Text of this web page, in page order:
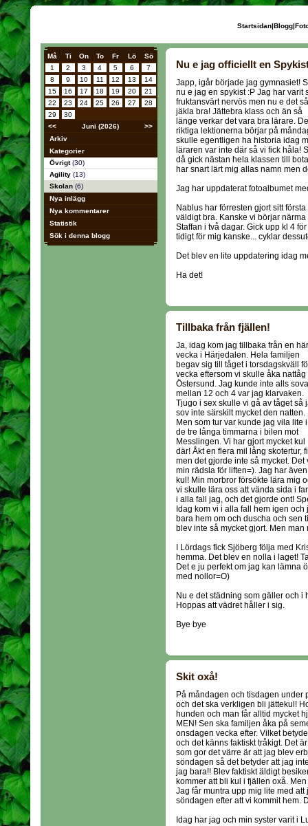
Startsidan|Blogg|
Må Ti On To Fr Lö
Sö
1
2 3 4 5 6
7
8
9 10 11 12 13
14
15
16 17 18 19 20
21
22
23 24 25 26 27
28
29
30
<<
Juni (2026)
>>
Arkiv
Kategorier
Övrigt(30)
Agility (13)
Skolan (6)
Nya inlägg
Nya kommentarer
Statistik
Sök i denna blogg
Nu e jag officiellt en
Japp, igår började jag gymnasiet!
nu e jag en spykist :P Jag har varit
fruktansvärt nervös men nu e det så
jäkla bra! Jättebra klass och än så
länge verkar det vara bra lärare. De
riktiga lektionerna börjar på
skulle egentligen ha historia idag
läraren var inte där så vi fick håla!
då gick nästan hela klassen till
har snart lärt mig allas namn men
Jag har uppdaterat fotoalbumet
Nablus har förresten gjort sitt
väldigt bra. Kanske vi börjar
Staffan i två dagar. Gick upp kl 4
tidigt för mig kanske... cyklar
Det blev en lite uppdatering idag
Ha det!
Tillbaka från fjällen!
Ja, idag kom jag tillbaka från en
vecka i Härjedalen. Hela familjen
begav sig till tåget i torsdagskväll
vecka eftersom vi skulle åka nattåg
Östersund. Jag kunde inte alls
mellan 12 och 4 var jag klarvaken.
Tjugo i sex skulle vi gå av tåget så
sov inte särskilt mycket den natten.
Men som tur var kunde jag vila lite i
de tre långa timmarna i bilen mot
Messlingen. Vi har gjort mycket kul
där! Åkt en flera mil lång skotertur,
men det gjorde inte så mycket.
min rädsla för liften=). Jag har
kul! Min morbror försökte lära mig
vi skulle lära oss att vända sida i
i alla fall jag, och det gjorde ont!
Idag kom vi i alla fall hem igen
bara hem om och duscha och sen
blev inte så mycket gjort. Men
I Lördags fick Sjöberg följa med
hemma. Det blev en nolla i laget!
Det e ju perfekt om jag kan lämna
med nollor=O)
Nu e det städning som gäller och
Hoppas att vädret håller i sig.
Bye bye
Skit oxå!
På måndagen och tisdagen under
och det ska verkligen bli jättekul!
hunden och man får alltid mycket
MEN! Sen ska familjen åka på
onsdagen vecka efter. Vilket
och det känns faktiskt tråkigt. Det
som gor det värre är att jag blev
söndagen så det betyder att jag
jag bara!! Blev faktiskt äldigt
kommer att bli kul i fjällen oxå.
Jag får muntra upp mig lite med
söndagen efter att vi kommit hem.
Idag har jag och min syster varit i